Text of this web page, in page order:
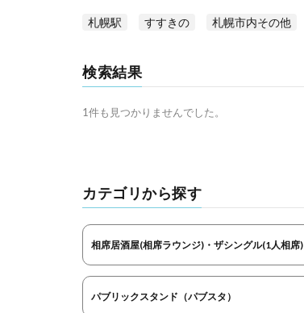
札幌駅 すすきの 札幌市内その他
検索結果
1件も見つかりませんでした。
カテゴリから探す
相席居酒屋(相席ラウンジ)・ザシングル(1人相席)
パブリックスタンド（パブスタ）